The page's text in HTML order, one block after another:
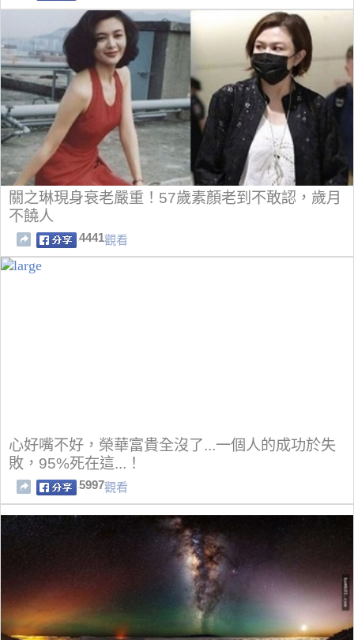
關之琳現身衰老嚴重！57歲素顏老到不敢認，歲月
不饒人
4441觀看
心好嘴不好，榮華富貴全沒了...一個人的成功於失
敗，95%死在這...！
5997觀看